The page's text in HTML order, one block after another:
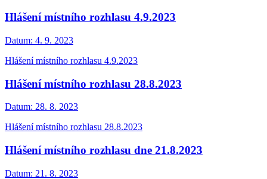
Hlášení místního rozhlasu 4.9.2023
Datum: 4. 9. 2023
Hlášení místního rozhlasu 4.9.2023
Hlášení místního rozhlasu 28.8.2023
Datum: 28. 8. 2023
Hlášení místního rozhlasu 28.8.2023
Hlášení místního rozhlasu dne 21.8.2023
Datum: 21. 8. 2023